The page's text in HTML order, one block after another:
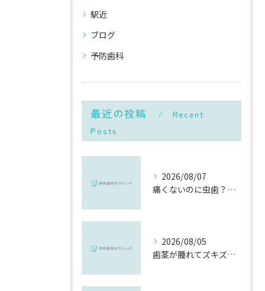
駅近
ブログ
予防歯科
最近の投稿
Recent
Posts
2026/08/07
痛くないのに虫歯？「痛みのない虫歯」が進行する理由と発見方法
2026/08/05
歯茎が腫れてズキズキ痛む時の応急処置と、早めに受診すべき理由